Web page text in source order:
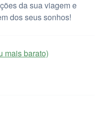
da sua viagem e
dos seus sonhos!
mais barato)